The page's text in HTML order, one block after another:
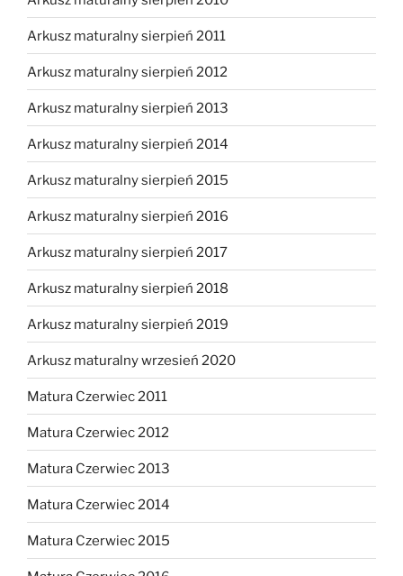
Arkusz maturalny sierpień 2011
Arkusz maturalny sierpień 2012
Arkusz maturalny sierpień 2013
Arkusz maturalny sierpień 2014
Arkusz maturalny sierpień 2015
Arkusz maturalny sierpień 2016
Arkusz maturalny sierpień 2017
Arkusz maturalny sierpień 2018
Arkusz maturalny sierpień 2019
Arkusz maturalny wrzesień 2020
Matura Czerwiec 2011
Matura Czerwiec 2012
Matura Czerwiec 2013
Matura Czerwiec 2014
Matura Czerwiec 2015